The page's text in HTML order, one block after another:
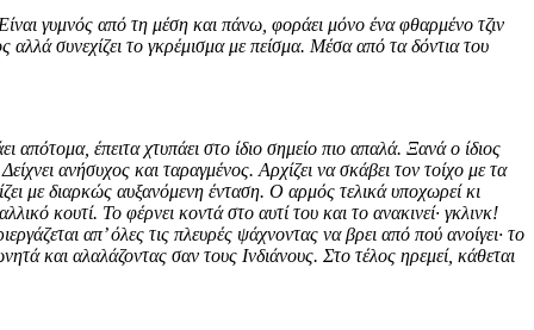
γυμνός από τη μέση και πάνω, φοράει μόνο ένα φθαρμένο τζιν
αλλά συνεχίζει το γκρέμισμα με πείσμα. Μέσα από τα δόντια του
έπειτα χτυπάει στο ίδιο σημείο πιο απαλά. Ξανά ο ίδιος
ανήσυχος και ταραγμένος. Αρχίζει να σκάβει τον τοίχο με τα
με διαρκώς αυξανόμενη ένταση. Ο αρμός τελικά υποχωρεί κι
κουτί. Το φέρνει κοντά στο αυτί του και το ανακινεί· γκλινκ!
απ’ όλες τις πλευρές ψάχνοντας να βρει από πού ανοίγει· το
και αλαλάζοντας σαν τους Ινδιάνους. Στο τέλος ηρεμεί, κάθεται